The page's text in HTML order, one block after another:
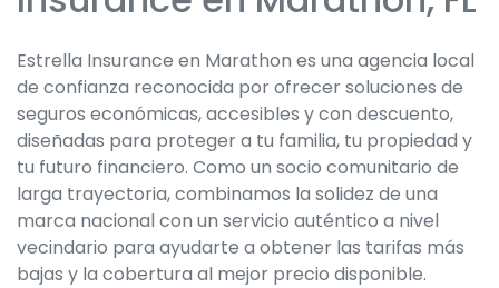
Estrella Insurance en Marathon es una agencia local
de confianza reconocida por ofrecer soluciones de
seguros económicas, accesibles y con descuento,
diseñadas para proteger a tu familia, tu propiedad y
tu futuro financiero. Como un socio comunitario de
larga trayectoria, combinamos la solidez de una
marca nacional con un servicio auténtico a nivel
vecindario para ayudarte a obtener las tarifas más
bajas y la cobertura al mejor precio disponible.